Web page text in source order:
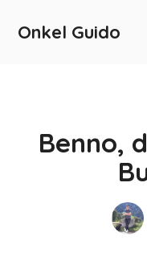
Onkel Guido
Benno,